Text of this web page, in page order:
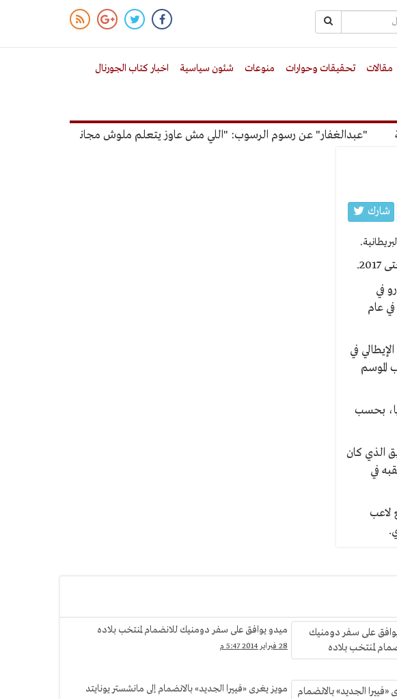
مقالات تحقيقات وحوارات منوعات شئون سياسية اخبار كتاب الجورنال
"عبدالغفار" عن رسوم الرسوب: "اللي مش عاوز يتعلم ملوش مجانية"
شارك
في
عام
الإيطالي في
الموسم
بحسب
الفريق الذي كان
في
لاعب
ميدو يوافق على سفر دومنيك للانضمام لمنتخب بلاده
28 فبراير 2014 5:47 م
مويز يغرى «فييرا الجديد» بالانضمام إلى مانشستر يونايتد